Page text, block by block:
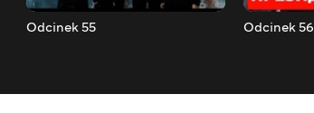
Odcinek 55 Odcinek 56